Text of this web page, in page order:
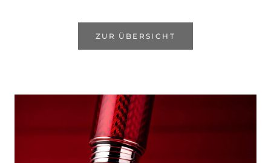
ZUR ÜBERSICHT